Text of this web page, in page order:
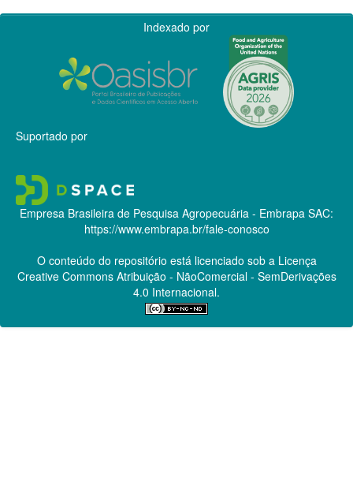
Indexado por
Suportado por
Empresa Brasileira de Pesquisa Agropecuária - Embrapa SAC:
https://www.embrapa.br/fale-conosco
O conteúdo do repositório está licenciado sob a Licença
Creative CommonsAtribuição - NãoComercial - SemDerivações
4.0 Internacional.